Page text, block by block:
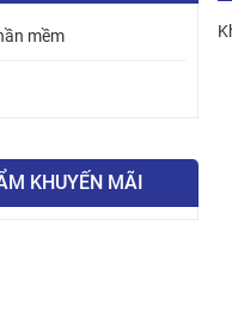
mềm
KHUYẾN MÃI